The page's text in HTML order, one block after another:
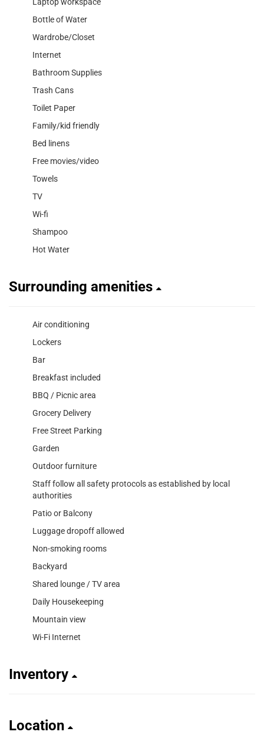
Bottle of Water
Wardrobe/Closet
Internet
Bathroom Supplies
Trash Cans
Toilet Paper
Family/kid friendly
Bed linens
Free movies/video
Towels
TV
Wi-fi
Shampoo
Hot Water
Surrounding amenities
Air conditioning
Lockers
Bar
Breakfast included
BBQ / Picnic area
Grocery Delivery
Free Street Parking
Garden
Outdoor furniture
Staff follow all safety protocols as established by local
authorities
Patio or Balcony
Luggage dropoff allowed
Non-smoking rooms
Backyard
Shared lounge / TV area
Daily Housekeeping
Mountain view
Wi-Fi Internet
Inventory
Location